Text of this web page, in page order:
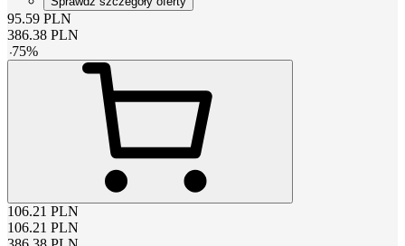
95.59 PLN
386.38 PLN
-75%
106.21 PLN
106.21 PLN